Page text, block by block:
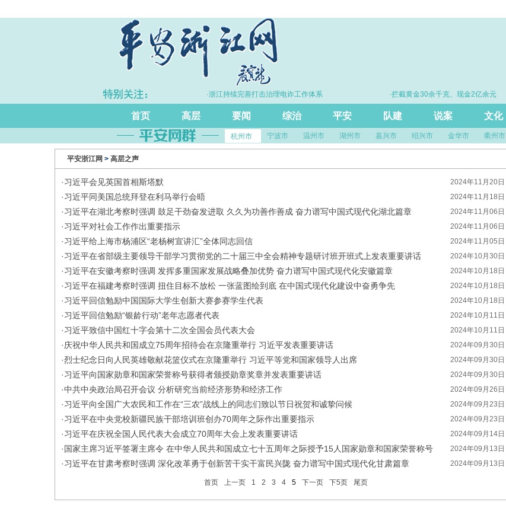
·上半年浙江GDP同比增长5.7% ·浙江持续完善打击治理电诈工作体系 ·拦截黄金30余千克、现金2亿余元
首页 高层 要闻 综治 平安 队建 说案 文化
杭州市 宁波市 温州市 湖州市 嘉兴市 绍兴市 金华市 衢州市
平安浙江网 > 高层之声
2024年11月20日
·习近平会见英国首相斯塔默
2024年11月18日
·习近平同美国总统拜登在利马举行会晤
2024年11月06日
·习近平在湖北考察时强调 鼓足干劲奋发进取 久久为功善作善成 奋力谱写中国式现代化湖北篇章
2024年11月06日
·习近平对社会工作作出重要指示
2024年11月05日
·习近平给上海市杨浦区“老杨树宣讲汇”全体同志回信
2024年10月30日
·习近平在省部级主要领导干部学习贯彻党的二十届三中全会精神专题研讨班开班式上发表重要讲话
2024年10月18日
·习近平在安徽考察时强调 发挥多重国家发展战略叠加优势 奋力谱写中国式现代化安徽篇章
2024年10月18日
·习近平在福建考察时强调 扭住目标不放松 一张蓝图绘到底 在中国式现代化建设中奋勇争先
2024年10月18日
·习近平回信勉励中国国际大学生创新大赛参赛学生代表
2024年10月11日
·习近平回信勉励“银龄行动”老年志愿者代表
2024年10月11日
·习近平致信中国红十字会第十二次全国会员代表大会
2024年09月30日
·庆祝中华人民共和国成立75周年招待会在京隆重举行 习近平发表重要讲话
2024年09月30日
·烈士纪念日向人民英雄敬献花篮仪式在京隆重举行 习近平等党和国家领导人出席
2024年09月30日
·习近平向国家勋章和国家荣誉称号获得者颁授勋章奖章并发表重要讲话
2024年09月26日
·中共中央政治局召开会议 分析研究当前经济形势和经济工作
2024年09月23日
·习近平向全国广大农民和工作在“三农”战线上的同志们致以节日祝贺和诚挚问候
2024年09月23日
·习近平在中央党校新疆民族干部培训班创办70周年之际作出重要指示
2024年09月14日
·习近平在庆祝全国人民代表大会成立70周年大会上发表重要讲话
2024年09月13日
· 国家主席习近平签署主席令 在中华人民共和国成立七十五周年之际授予15人国家勋章和国家荣誉称号
2024年09月13日
·习近平在甘肃考察时强调 深化改革勇于创新苦干实干富民兴陇 奋力谱写中国式现代化甘肃篇章
首页 上一页 1 2 3 4 5 下一页 下5页 尾页